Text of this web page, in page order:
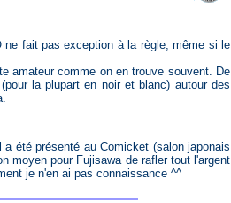
amateur comme on en trouve souvent. De
la plupart en noir et blanc) autour des
moyen pour Fujisawa de rafler tout l'argent
je n'en ai pas connaissance ^^